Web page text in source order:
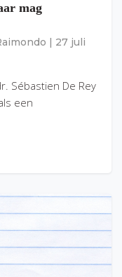
mag
27 juli
Sébastien De Rey
een